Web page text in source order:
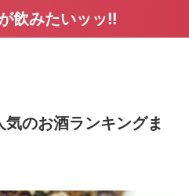
飲みたいッッ!!
のお酒ランキングま